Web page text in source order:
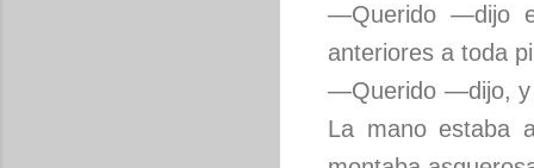
—Querido —dijo
anteriores a toda
—Querido —dijo, y
La mano estaba